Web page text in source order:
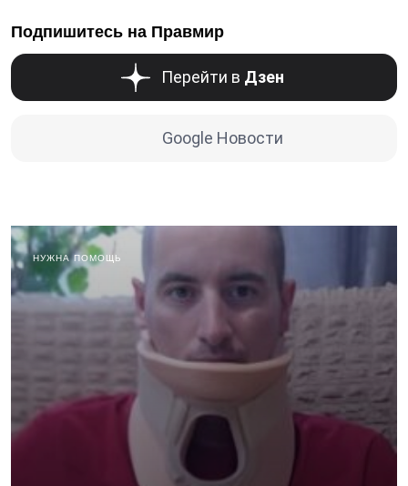
Подпишитесь на Правмир
Перейти в Дзен
Google Новости
НУЖНА ПОМОЩЬ